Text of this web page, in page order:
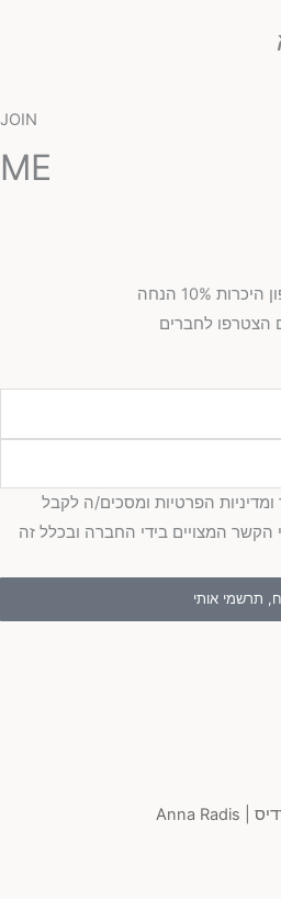
JOIN
ME
10% הנחה
הצטרפו לחברים
הפרטיות ומסכים/ה לקבל
הקשר המצויים בידי החברה ובכלל זה
תרשמי אותי